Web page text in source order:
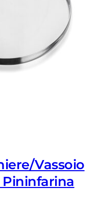
Vassoio
Pininfarina